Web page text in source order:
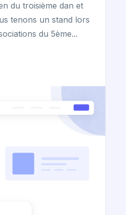
du troisième dan et
tenons un stand lors
du 5ème...